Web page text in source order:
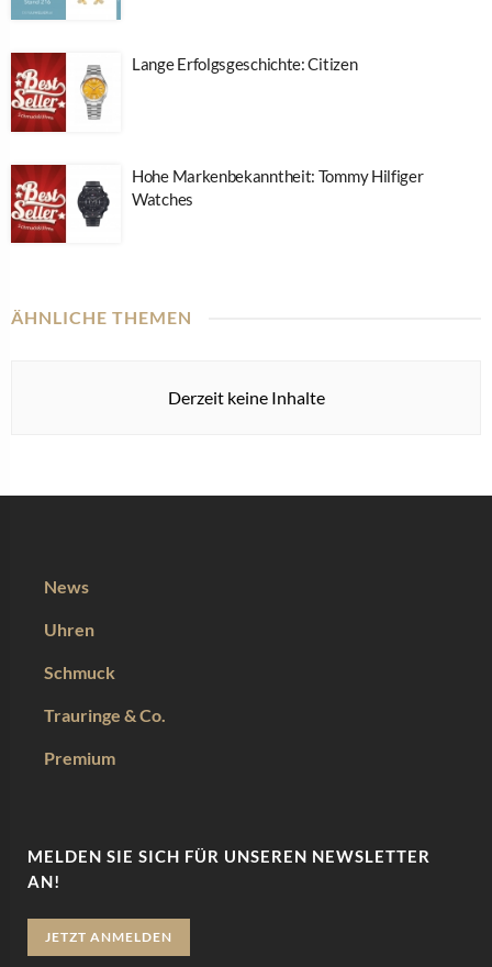
Lange Erfolgsgeschichte: Citizen
Hohe Markenbekanntheit: Tommy Hilfiger
Watches
ÄHNLICHE THEMEN
Derzeit keine Inhalte
News
Uhren
Schmuck
Trauringe & Co.
Premium
MELDEN SIE SICH FÜR UNSEREN NEWSLETTER
AN!
JETZT ANMELDEN